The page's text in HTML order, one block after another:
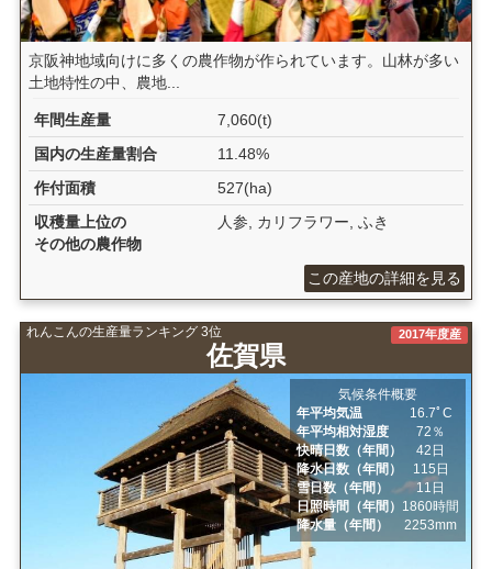
京阪神地域向けに多くの農作物が作られています。山林が多い
土地特性の中、農地...
年間生産量
7,060(t)
国内の生産量割合
11.48%
作付面積
527(ha)
収穫量上位の
その他の農作物
人参, カリフラワー, ふき
この産地の詳細を見る
れんこんの生産量ランキング 3位
佐賀県
2017年度産
気候条件概要
年平均気温
16.7ﾟC
年平均相対湿度
72％
快晴日数（年間）
42日
降水日数（年間）
115日
雪日数（年間）
11日
日照時間（年間） 1860時間
降水量（年間）
2253mm